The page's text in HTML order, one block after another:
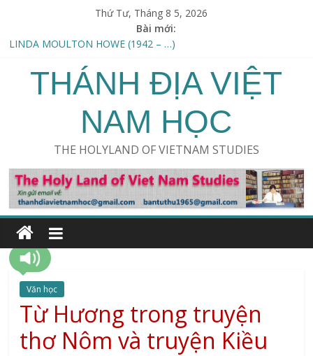
Thứ Tư, Tháng 8 5, 2026
Bài mới:
SWAMI VIRAJANAND DANDEESHA (1778–1868)
Thu hoạch Người ngoài hành tinh /An Alien harvest
KHOA HỌC & TÀNG THƯ AKASHIC (Science and the Akashic
ERVIN LÁSZLÓ (1932-…)
THÁNH ĐỊA VIỆT
NAM HỌC
THE HOLYLAND OF VIETNAM STUDIES
Văn học
Từ Hương trong truyện
thơ Nôm và truyện Kiều